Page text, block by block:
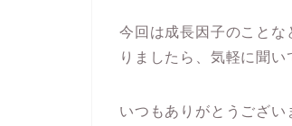
今回は成長因子のこと
りましたら、気軽に聞い
いつもありがとうござい